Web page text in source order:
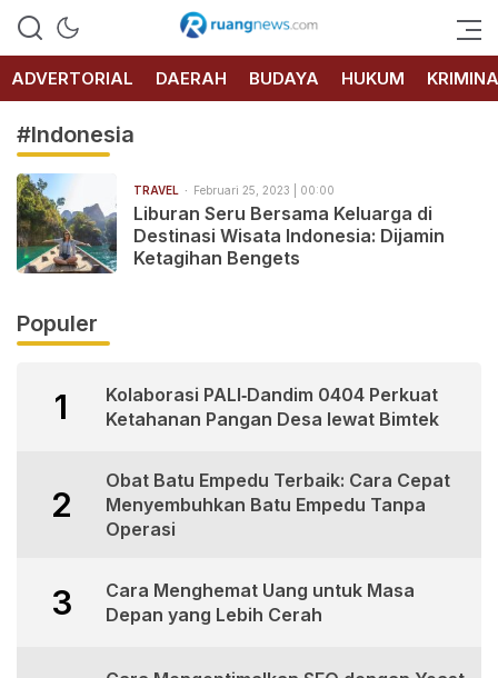
RUANG
NEWS
ADVERTORIAL
DAERAH BUDAYA HUKUM
#Indonesia
TRAVEL Februari 25, 2023 | 00:00
Liburan Seru Bersama Keluarga di
Destinasi Wisata Indonesia: Dijamin
Ketagihan Bengets
Populer
1
Kolaborasi PALI‑Dandim 0404 Perkuat
Ketahanan Pangan Desa lewat Bimtek
2
Obat Batu Empedu Terbaik: Cara Cepat
Menyembuhkan Batu Empedu Tanpa
Operasi
3
Cara Menghemat Uang untuk Masa
Depan yang Lebih Cerah